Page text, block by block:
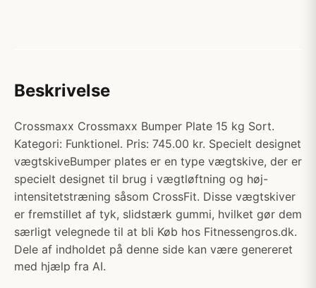
Beskrivelse
Crossmaxx Crossmaxx Bumper Plate 15 kg Sort.
Kategori: Funktionel. Pris: 745.00 kr. Specielt designet
vægtskiveBumper plates er en type vægtskive, der er
specielt designet til brug i vægtløftning og høj-
intensitetstræning såsom CrossFit. Disse vægtskiver
er fremstillet af tyk, slidstærk gummi, hvilket gør dem
særligt velegnede til at bli Køb hos Fitnessengros.dk.
Dele af indholdet på denne side kan være genereret
med hjælp fra AI.